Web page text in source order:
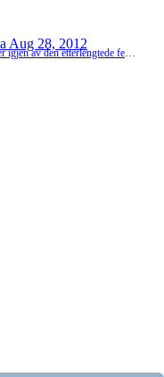
Aug 28, 2012
Hei Norge :) Nå er det bare få dager igjen av den etterlengtede ferien, den gikk så ALT for fort.. Silje har vært her på besøk siden 13. august og vi har reist mye rundt. Merker jeg trenger en ferie etter ferien :) Vi startet med en solskinnsdag på Malibu beach <3 Deretter ble det 3 dagers tur til Catalina Island hvor vi dykket, snorklet, tøffa rundt i marinaen med tråbåt, fråtset i sjømat, og rægga rundt i golfbil.. Morsomt å se hvordan the l...